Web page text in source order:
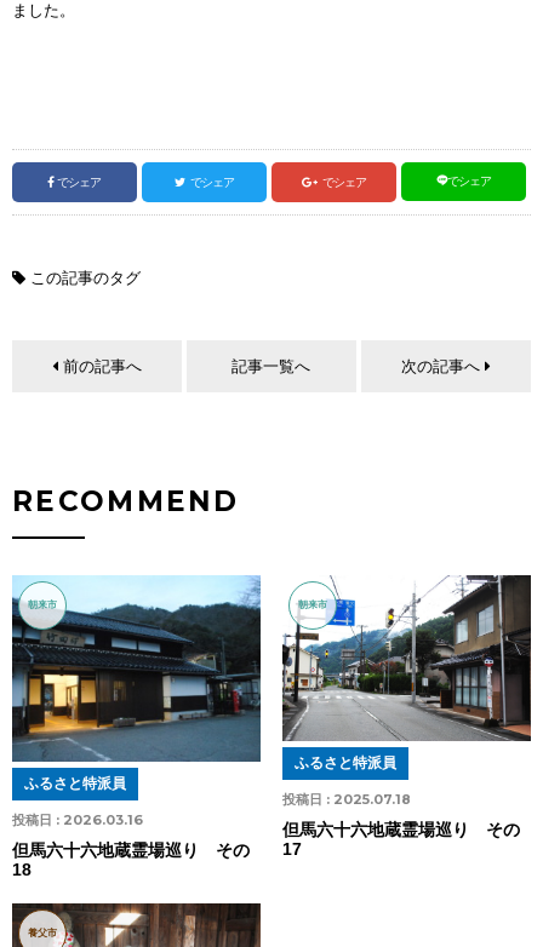
ました。
でシェア でシェア でシェア でシェア
この記事のタグ
前の記事へ 記事一覧へ 次の記事へ
RECOMMEND
朝来市
投稿日 : 2026.03.16
ふるさと特派員
但馬六十六地蔵霊場巡り その
18
朝来市
投稿日 : 2025.07.18
ふるさと特派員
但馬六十六地蔵霊場巡り その
17
養父市